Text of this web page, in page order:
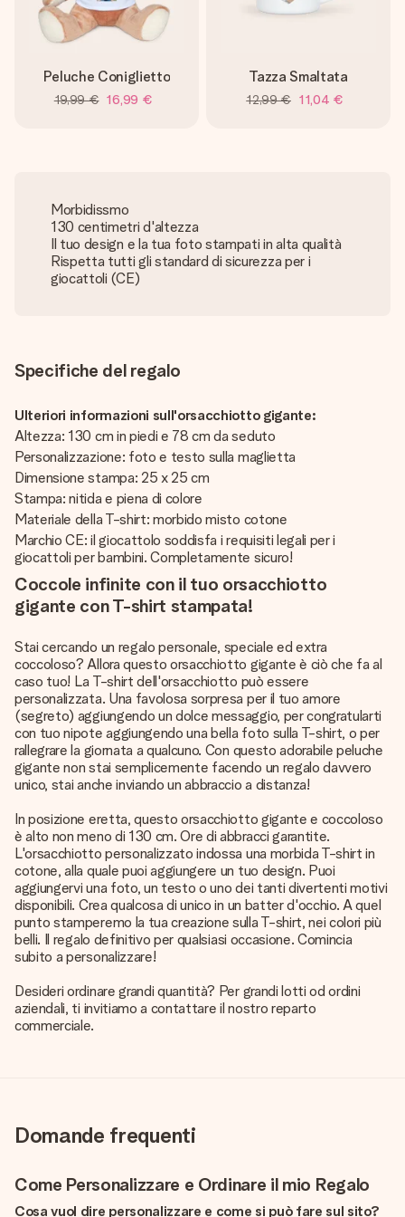
Peluche Coniglietto
19,99 € 16,99 €
Tazza Smaltata
12,99 € 11,04 €
Morbidissmo
130 centimetri d'altezza
Il tuo design e la tua foto stampati in alta qualità
Rispetta tutti gli standard di sicurezza per i
giocattoli (CE)
Specifiche del regalo
Ulteriori informazioni sull'orsacchiotto gigante:
Altezza: 130 cm in piedi e 78 cm da seduto
Personalizzazione: foto e testo sulla maglietta
Dimensione stampa: 25 x 25 cm
Stampa: nitida e piena di colore
Materiale della T-shirt: morbido misto cotone
Marchio CE: il giocattolo soddisfa i requisiti legali per i
giocattoli per bambini. Completamente sicuro!
Coccole infinite con il tuo orsacchiotto
gigante con T-shirt stampata!
Stai cercando un regalo personale, speciale ed extra
coccoloso? Allora questo orsacchiotto gigante è ciò che fa al
caso tuo! La T-shirt dell'orsacchiotto può essere
personalizzata. Una favolosa sorpresa per il tuo amore
(segreto) aggiungendo un dolce messaggio, per congratularti
con tuo nipote aggiungendo una bella foto sulla T-shirt, o per
rallegrare la giornata a qualcuno. Con questo adorabile peluche
gigante non stai semplicemente facendo un regalo davvero
unico, stai anche inviando un abbraccio a distanza!
In posizione eretta, questo orsacchiotto gigante e coccoloso
è alto non meno di 130 cm. Ore di abbracci garantite.
L'orsacchiotto personalizzato indossa una morbida T-shirt in
cotone, alla quale puoi aggiungere un tuo design. Puoi
aggiungervi una foto, un testo o uno dei tanti divertenti motivi
disponibili. Crea qualcosa di unico in un batter d'occhio. A quel
punto stamperemo la tua creazione sulla T-shirt, nei colori più
belli. Il regalo definitivo per qualsiasi occasione. Comincia
subito a personalizzare!
Desideri ordinare grandi quantità? Per grandi lotti od ordini
aziendali, ti invitiamo a contattare il nostro reparto
commerciale.
Domande frequenti
Come Personalizzare e Ordinare il mio Regalo
Cosa vuol dire personalizzare e come si può fare sul sito?